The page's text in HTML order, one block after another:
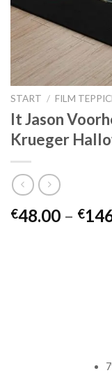
START / FILM
It Jason
Krueger
€48.00 – €